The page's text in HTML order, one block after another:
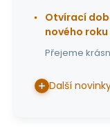
Otvírací
nového roku
Přejeme
Další